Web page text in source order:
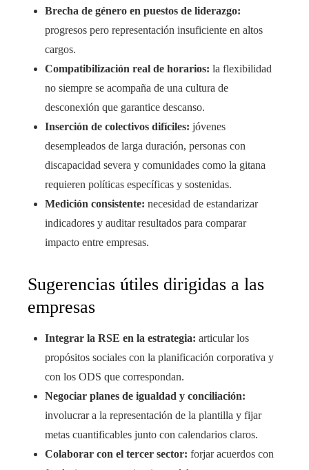
Brecha de género en puestos de liderazgo:
progresos pero representación insuficiente en altos
cargos.
Compatibilización real de horarios: la flexibilidad
no siempre se acompaña de una cultura de
desconexión que garantice descanso.
Inserción de colectivos difíciles: jóvenes
desempleados de larga duración, personas con
discapacidad severa y comunidades como la gitana
requieren políticas específicas y sostenidas.
Medición consistente: necesidad de estandarizar
indicadores y auditar resultados para comparar
impacto entre empresas.
Sugerencias útiles dirigidas a las
empresas
Integrar la RSE en la estrategia: articular los
propósitos sociales con la planificación corporativa y
con los ODS que correspondan.
Negociar planes de igualdad y conciliación:
involucrar a la representación de la plantilla y fijar
metas cuantificables junto con calendarios claros.
Colaborar con el tercer sector: forjar acuerdos con